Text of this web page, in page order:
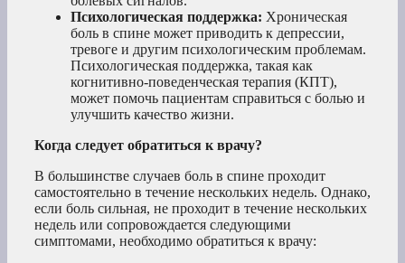
Психологическая поддержка: Хроническая
боль в спине может приводить к депрессии,
тревоге и другим психологическим проблемам.
Психологическая поддержка, такая как
когнитивно-поведенческая терапия (КПТ),
может помочь пациентам справиться с болью и
улучшить качество жизни.
Когда следует обратиться к врачу?
В большинстве случаев боль в спине проходит
самостоятельно в течение нескольких недель. Однако,
если боль сильная, не проходит в течение нескольких
недель или сопровождается следующими
симптомами, необходимо обратиться к врачу: